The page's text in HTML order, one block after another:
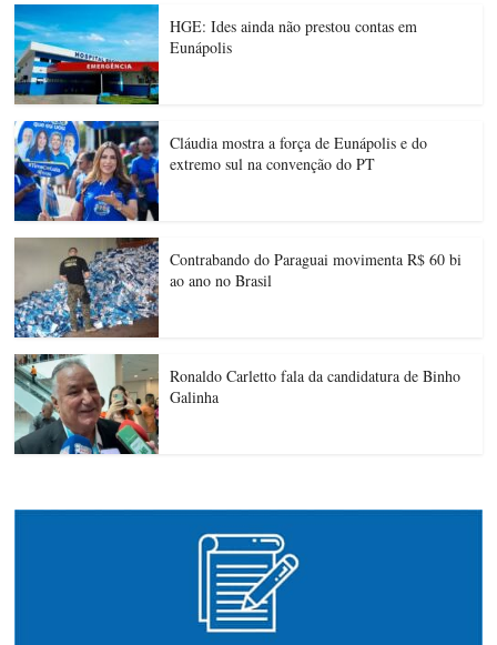
HGE: Ides ainda não prestou contas em
Eunápolis
Cláudia mostra a força de Eunápolis e do
extremo sul na convenção do PT
Contrabando do Paraguai movimenta R$ 60 bi
ao ano no Brasil
Ronaldo Carletto fala da candidatura de Binho
Galinha